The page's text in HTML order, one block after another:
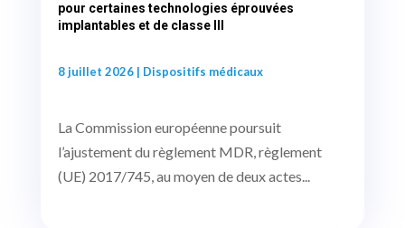
pour certaines technologies éprouvées
implantables et de classe III
8 juillet 2026| Dispositifs médicaux
La Commission européenne poursuit
l’ajustement du règlement MDR, règlement
(UE) 2017/745, au moyen de deux actes...